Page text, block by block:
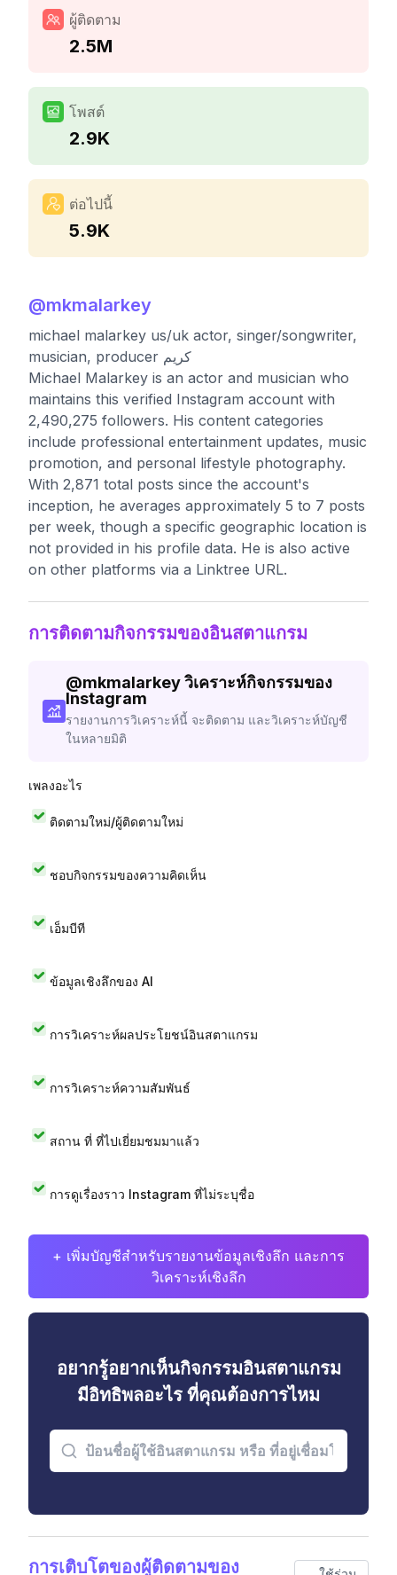
ผู้ติดตาม
2.5M
โพสต์
2.9K
ต่อไปนี้
5.9K
@mkmalarkey
michael malarkey us/uk actor, singer/songwriter,
musician, producer کریم
Michael Malarkey is an actor and musician who
maintains this verified Instagram account with
2,490,275 followers. His content categories
include professional entertainment updates, music
promotion, and personal lifestyle photography.
With 2,871 total posts since the account's
inception, he averages approximately 5 to 7 posts
per week, though a specific geographic location is
not provided in his profile data. He is also active
on other platforms via a Linktree URL.
การติดตามกิจกรรมของอินสตาแกรม
@mkmalarkey วิเคราะห์กิจกรรมของ
Instagram
รายงานการวิเคราะห์นี้ จะติดตาม และวิเคราะห์บัญชี
ในหลายมิติ
เพลงอะไร
ติดตามใหม่/ผู้ติดตามใหม่
ชอบกิจกรรมของความคิดเห็น
เอ็มบีที
ข้อมูลเชิงลึกของ AI
การวิเคราะห์ผลประโยชน์อินสตาแกรม
การวิเคราะห์ความสัมพันธ์
สถาน ที่ ที่ไปเยี่ยมชมมาแล้ว
การดูเรื่องราว Instagram ที่ไม่ระบุชื่อ
+ เพิ่มบัญชีสำหรับรายงานข้อมูลเชิงลึก และการ
วิเคราะห์เชิงลึก
อยากรู้อยากเห็นกิจกรรมอินสตาแกรม
มีอิทธิพลอะไร ที่คุณต้องการไหม
การเติบโตของผู้ติดตามของ